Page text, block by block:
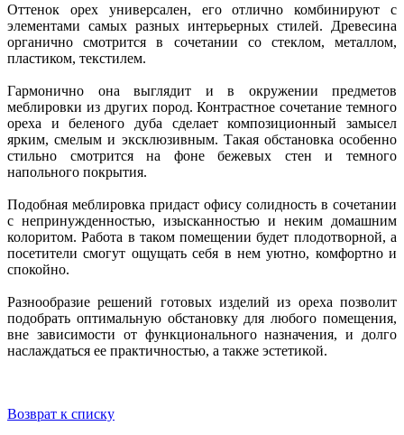
Оттенок орех универсален, его отлично комбинируют с
элементами самых разных интерьерных стилей. Древесина
органично смотрится в сочетании со стеклом, металлом,
пластиком, текстилем.
Гармонично она выглядит и в окружении предметов
меблировки из других пород. Контрастное сочетание темного
ореха и беленого дуба сделает композиционный замысел
ярким, смелым и эксклюзивным. Такая обстановка особенно
стильно смотрится на фоне бежевых стен и темного
напольного покрытия.
Подобная меблировка придаст офису солидность в сочетании
с непринужденностью, изысканностью и неким домашним
колоритом. Работа в таком помещении будет плодотворной, а
посетители смогут ощущать себя в нем уютно, комфортно и
спокойно.
Разнообразие решений готовых изделий из ореха позволит
подобрать оптимальную обстановку для любого помещения,
вне зависимости от функционального назначения, и долго
наслаждаться ее практичностью, а также эстетикой.
Возврат к списку